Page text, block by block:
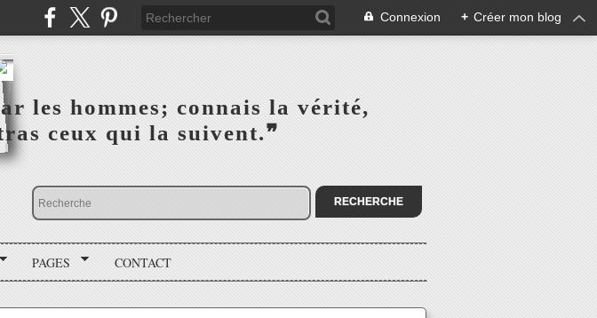
Connexion + Créer mon blog
les hommes; connais la vérité,‎
ceux qui la suivent.❞
PAGES CONTACT